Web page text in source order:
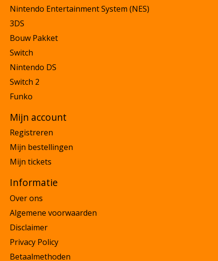
Nintendo Entertainment System (NES)
3DS
Bouw Pakket
Switch
Nintendo DS
Switch 2
Funko
Mijn account
Registreren
Mijn bestellingen
Mijn tickets
Informatie
Over ons
Algemene voorwaarden
Disclaimer
Privacy Policy
Betaalmethoden